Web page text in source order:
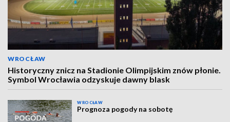
WROCŁAW
Historyczny znicz na Stadionie Olimpijskim znów płonie.
Symbol Wrocławia odzyskuje dawny blask
WROCŁAW
Prognoza pogody na sobotę